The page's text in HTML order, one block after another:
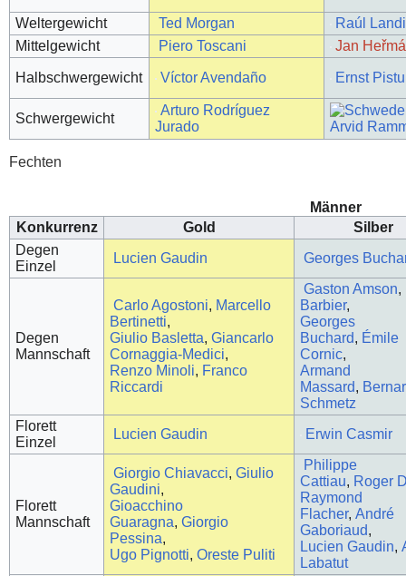
Weltergewicht Ted Morgan
Raúl
Mittelgewicht
Piero Toscani Jan
Halbschwergewicht Víctor Avendaño Ernst
Schwergewicht
Arturo Rodríguez
Jurado
Arvid
Fechten
Männer
Konkurrenz
Gold
Silber
Degen
Einzel
Lucien Gaudin Georges
Degen
Mannschaft
Carlo Agostoni, Marcello
Bertinetti,
Giulio Basletta,Giancarlo
Cornaggia-Medici,
Renzo Minoli, Franco
Riccardi
Gaston Amson,
Barbier,
Georges
Buchard, Émile
Cornic,
Armand
Massard,
Schmetz
Florett
Einzel
Lucien Gaudin Erwin Casmir
Florett
Mannschaft
Giorgio Chiavacci,Giulio
Gaudini,
Gioacchino
Guaragna,Giorgio
Pessina,
Ugo Pignotti,Oreste Puliti
Philippe
Cattiau, Roger
Raymond
Flacher,André
Gaboriaud,
Lucien Gaudin,
Labatut